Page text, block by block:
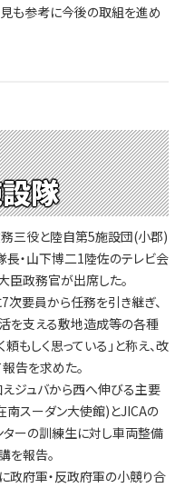
も参考に今後の取組を進め
隊
三役と陸自第5施設団(小郡)
・山下博二1陸佐のテレビ会
政務官が出席した。
要員から任務を引き継ぎ、
を支える敷地造成等の各種
もしく思っている」と称え、改
告を求めた。
ジュバから西へ伸びる主要
南スーダン大使館)とJICAの
ーの訓練生に対し車両整備
を報告。
政府軍・反政府軍の小競り合